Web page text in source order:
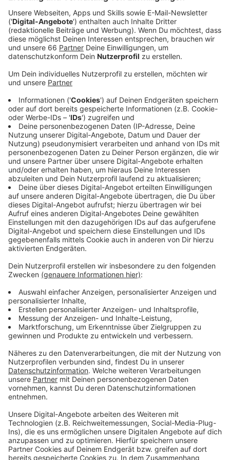
gepackt, um in einem solchen Fall den Schaden
zumindest begrenzen zu können.
Veröffentlicht:Donnerstag, 01.12.2022 17:38
Anzeige
Saugfähige Tücher, Lösungsmittel, Watte,
Schraubenzieher und Öl sind unter anderem in diesen
Koffern. Sie stehen jeweils in den Museen K20 und
K21, um im Notfall möglichst schnell reagieren zu
können. Neu sind hier auch die Regeln für den Besuch:
Alle Jacken, Mäntel, Taschen und Flaschen müssen
am Eingang abgegeben werden. So ist es seit
längerem auch schon im Kunstpalast im Ehrenhof. Das
Sicherheitspersonal wird außerdem regelmäßig
geschult, so eine Sprecherin. Weitere
Sicherheitsmaßnahmen im Haus werde man aber nicht
öffentlich kommentieren.
Anzeige
Weitere Infos und Links zum Thema:
Anzeige
Kunstsammlung NRW mit K20 und K21:
Kunstpalast im Ehrenhof:
Museumsdirektoren zu den Angriffen auf Kunstwerke: